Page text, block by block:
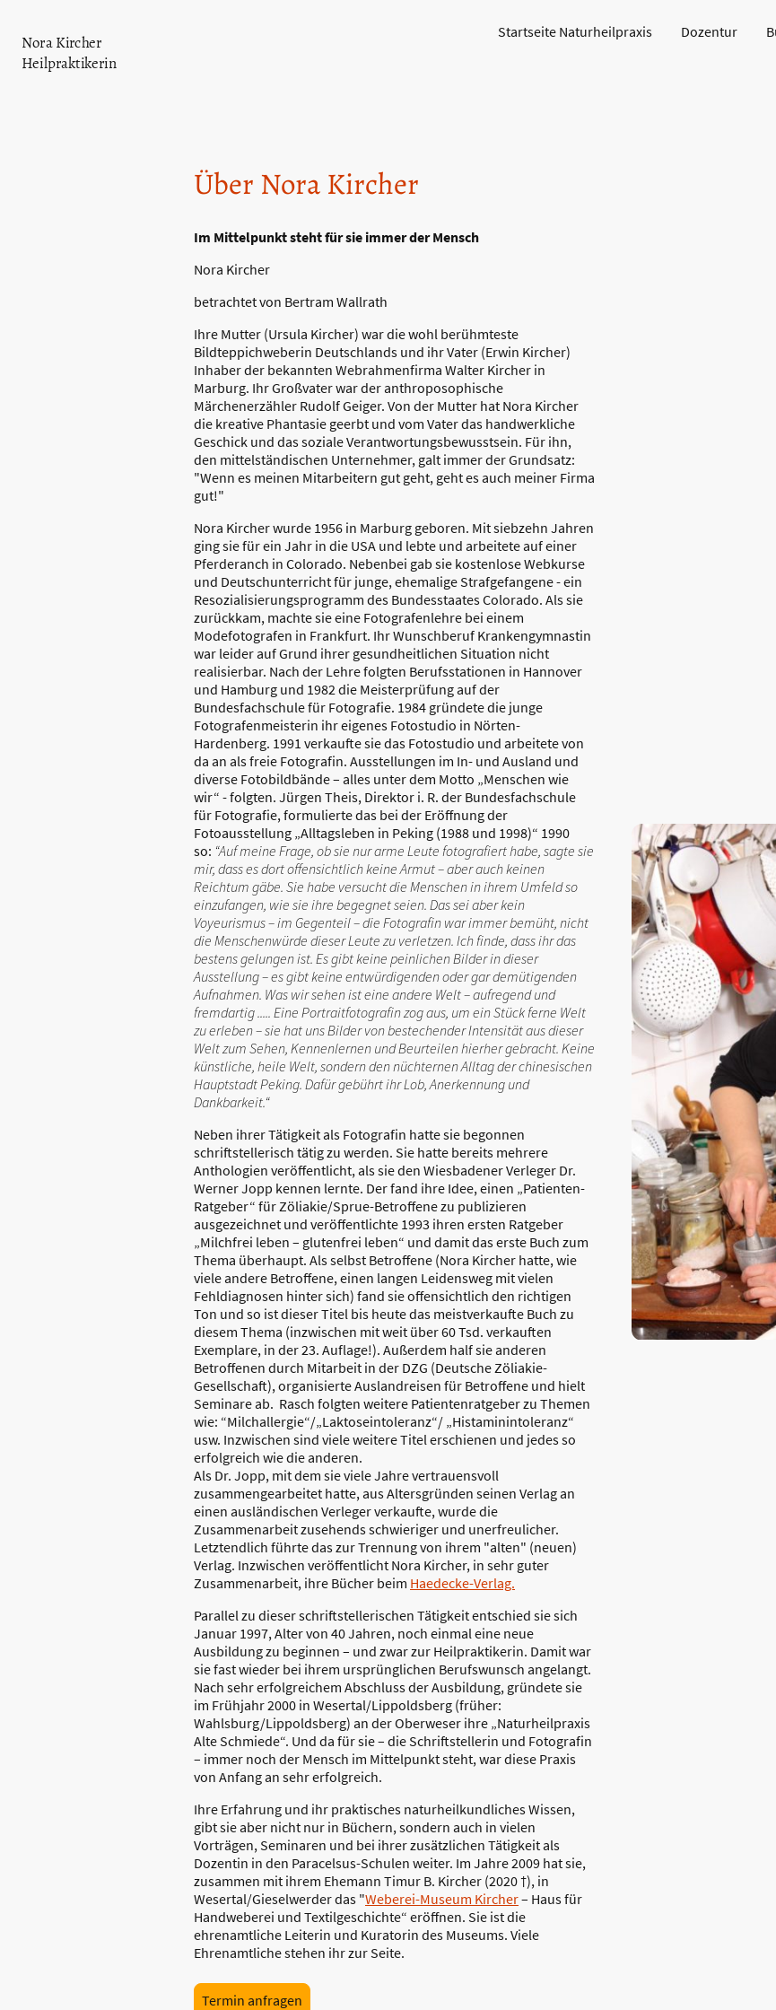
Nora Kircher
Heilpraktikerin
Startseite Naturheilpraxis Dozentur
Über Nora Kircher
Im Mittelpunkt steht für sie immer der Mensch
Nora Kircher
betrachtet von Bertram Wallrath
Ihre Mutter (Ursula Kircher) war die wohl berühmteste
Bildteppichweberin Deutschlands und ihr Vater (Erwin Kircher)
Inhaber der bekannten Webrahmenfirma Walter Kircher in
Marburg. Ihr Großvater war der anthroposophische
Märchenerzähler Rudolf Geiger. Von der Mutter hat Nora Kircher
die kreative Phantasie geerbt und vom Vater das handwerkliche
Geschick und das soziale Verantwortungsbewusstsein. Für ihn,
den mittelständischen Unternehmer, galt immer der Grundsatz:
"Wenn es meinen Mitarbeitern gut geht, geht es auch meiner Firma
gut!"
Nora Kircher wurde 1956 in Marburg geboren. Mit siebzehn Jahren
ging sie für ein Jahr in die USA und lebte und arbeitete auf einer
Pferderanch in Colorado. Nebenbei gab sie kostenlose Webkurse
und Deutschunterricht für junge, ehemalige Strafgefangene - ein
Resozialisierungsprogramm des Bundesstaates Colorado. Als sie
zurückkam, machte sie eine Fotografenlehre bei einem
Modefotografen in Frankfurt. Ihr Wunschberuf Krankengymnastin
war leider auf Grund ihrer gesundheitlichen Situation nicht
realisierbar. Nach der Lehre folgten Berufsstationen in Hannover
und Hamburg und 1982 die Meisterprüfung auf der
Bundesfachschule für Fotografie. 1984 gründete die junge
Fotografenmeisterin ihr eigenes Fotostudio in Nörten-
Hardenberg. 1991 verkaufte sie das Fotostudio und arbeitete von
da an als freie Fotografin. Ausstellungen im In- und Ausland und
diverse Fotobildbände – alles unter dem Motto „Menschen wie
wir“ - folgten. Jürgen Theis, Direktor i. R. der Bundesfachschule
für Fotografie, formulierte das bei der Eröffnung der
Fotoausstellung „Alltagsleben in Peking (1988 und 1998)“ 1990
so: “Auf meine Frage, ob sie nur arme Leute fotografiert habe, sagte sie
mir, dass es dort offensichtlich keine Armut – aber auch keinen
Reichtum gäbe. Sie habe versucht die Menschen in ihrem Umfeld so
einzufangen, wie sie ihre begegnet seien. Das sei aber kein
Voyeurismus – im Gegenteil – die Fotografin war immer bemüht, nicht
die Menschenwürde dieser Leute zu verletzen. Ich finde, dass ihr das
bestens gelungen ist. Es gibt keine peinlichen Bilder in dieser
Ausstellung – es gibt keine entwürdigenden oder gar demütigenden
Aufnahmen. Was wir sehen ist eine andere Welt – aufregend und
fremdartig ..... Eine Portraitfotografin zog aus, um ein Stück ferne Welt
zu erleben – sie hat uns Bilder von bestechender Intensität aus dieser
Welt zum Sehen, Kennenlernen und Beurteilen hierher gebracht. Keine
künstliche, heile Welt, sondern den nüchternen Alltag der chinesischen
Hauptstadt Peking. Dafür gebührt ihr Lob, Anerkennung und
Dankbarkeit.“
Neben ihrer Tätigkeit als Fotografin hatte sie begonnen
schriftstellerisch tätig zu werden. Sie hatte bereits mehrere
Anthologien veröffentlicht, als sie den Wiesbadener Verleger Dr.
Werner Jopp kennen lernte. Der fand ihre Idee, einen „Patienten-
Ratgeber“ für Zöliakie/Sprue-Betroffene zu publizieren
ausgezeichnet und veröffentlichte 1993 ihren ersten Ratgeber
„Milchfrei leben – glutenfrei leben“ und damit das erste Buch zum
Thema überhaupt. Als selbst Betroffene (Nora Kircher hatte, wie
viele andere Betroffene, einen langen Leidensweg mit vielen
Fehldiagnosen hinter sich) fand sie offensichtlich den richtigen
Ton und so ist dieser Titel bis heute das meistverkaufte Buch zu
diesem Thema (inzwischen mit weit über 60 Tsd. verkauften
Exemplare, in der 23. Auflage!). Außerdem half sie anderen
Betroffenen durch Mitarbeit in der DZG (Deutsche Zöliakie-
Gesellschaft), organisierte Auslandreisen für Betroffene und hielt
Seminare ab. Rasch folgten weitere Patientenratgeber zu Themen
wie: “Milchallergie“/„Laktoseintoleranz“/ „Histaminintoleranz“
usw. Inzwischen sind viele weitere Titel erschienen und jedes so
erfolgreich wie die anderen.
Als Dr. Jopp, mit dem sie viele Jahre vertrauensvoll
zusammengearbeitet hatte, aus Altersgründen seinen Verlag an
einen ausländischen Verleger verkaufte, wurde die
Zusammenarbeit zusehends schwieriger und unerfreulicher.
Letztendlich führte das zur Trennung von ihrem "alten" (neuen)
Verlag. Inzwischen veröffentlicht Nora Kircher, in sehr guter
Zusammenarbeit, ihre Bücher beim Haedecke-Verlag.
Parallel zu dieser schriftstellerischen Tätigkeit entschied sie sich
Januar 1997, Alter von 40 Jahren, noch einmal eine neue
Ausbildung zu beginnen – und zwar zur Heilpraktikerin. Damit war
sie fast wieder bei ihrem ursprünglichen Berufswunsch angelangt.
Nach sehr erfolgreichem Abschluss der Ausbildung, gründete sie
im Frühjahr 2000 in Wesertal/Lippoldsberg (früher:
Wahlsburg/Lippoldsberg) an der Oberweser ihre „Naturheilpraxis
Alte Schmiede“. Und da für sie – die Schriftstellerin und Fotografin
– immer noch der Mensch im Mittelpunkt steht, war diese Praxis
von Anfang an sehr erfolgreich.
Ihre Erfahrung und ihr praktisches naturheilkundliches Wissen,
gibt sie aber nicht nur in Büchern, sondern auch in vielen
Vorträgen, Seminaren und bei ihrer zusätzlichen Tätigkeit als
Dozentin in den Paracelsus-Schulen weiter. Im Jahre 2009 hat sie,
zusammen mit ihrem Ehemann Timur B. Kircher (2020 †), in
Wesertal/Gieselwerder das "Weberei-Museum Kircher– Haus für
Handweberei und Textilgeschichte“ eröffnen. Sie ist die
ehrenamtliche Leiterin und Kuratorin des Museums. Viele
Ehrenamtliche stehen ihr zur Seite.
Termin anfragen